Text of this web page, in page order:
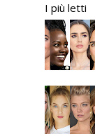
I più letti